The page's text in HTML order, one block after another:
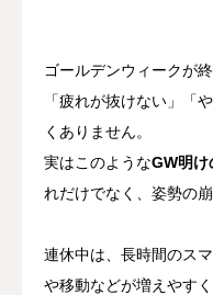
ゴールデンウィークが
「疲れが抜けない」「
くありません。
実はこのようなGW明け
れだけでなく、姿勢の
連休中は、長時間のス
や移動などが増えやす